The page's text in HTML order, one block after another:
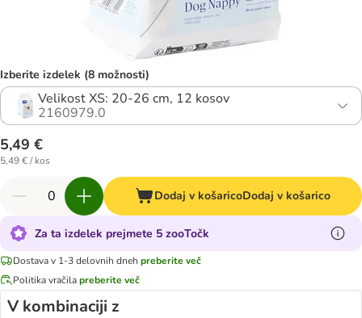
Izberite izdelek (8 možnosti)
Velikost XS: 20-26 cm, 12 kosov
2160979.0
5,49 €
5,49 € / kos
Dodaj v košaricoDodaj v košarico
Za ta izdelek prejmete 5 zooTočk
Dostava v 1-3 delovnih dneh preberite več
Politika vračilapreberite več
V kombinaciji z